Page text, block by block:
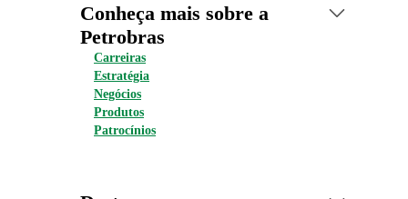
Conheça mais sobre a
Petrobras
Carreiras
Estratégia
Negócios
Produtos
Patrocínios